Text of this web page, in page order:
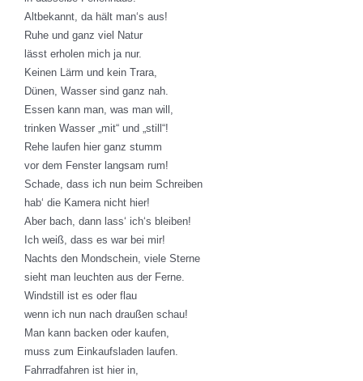
Altbekannt, da hält man‘s aus!
Ruhe und ganz viel Natur
lässt erholen mich ja nur.
Keinen Lärm und kein Trara,
Dünen, Wasser sind ganz nah.
Essen kann man, was man will,
trinken Wasser „mit“ und „still“!
Rehe laufen hier ganz stumm
vor dem Fenster langsam rum!
Schade, dass ich nun beim Schreiben
hab‘ die Kamera nicht hier!
Aber bach, dann lass‘ ich‘s bleiben!
Ich weiß, dass es war bei mir!
Nachts den Mondschein, viele Sterne
sieht man leuchten aus der Ferne.
Windstill ist es oder flau
wenn ich nun nach draußen schau!
Man kann backen oder kaufen,
muss zum Einkaufsladen laufen.
Fahrradfahren ist hier in,